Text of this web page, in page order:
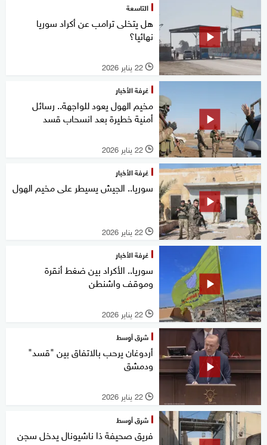
التاسعة
هل يتخلى ترامب عن أكراد سوريا
نهائيا؟
l 22 يناير 2026
غرفة الأخبار
مخيم الهول يعود للواجهة.. رسائل
أمنية خطيرة بعد انسحاب قسد
l 22 يناير 2026
غرفة الأخبار
سوريا.. الجيش يسيطر على مخيم الهول
l 22 يناير 2026
غرفة الأخبار
سوريا.. الأكراد بين ضغط أنقرة
وموقف واشنطن
l 22 يناير 2026
شرق أوسط
أردوغان يرحب بالاتفاق بين "قسد"
ودمشق
l 22 يناير 2026
شرق أوسط
فريق صحيفة ذا ناشيونال يدخل سجن